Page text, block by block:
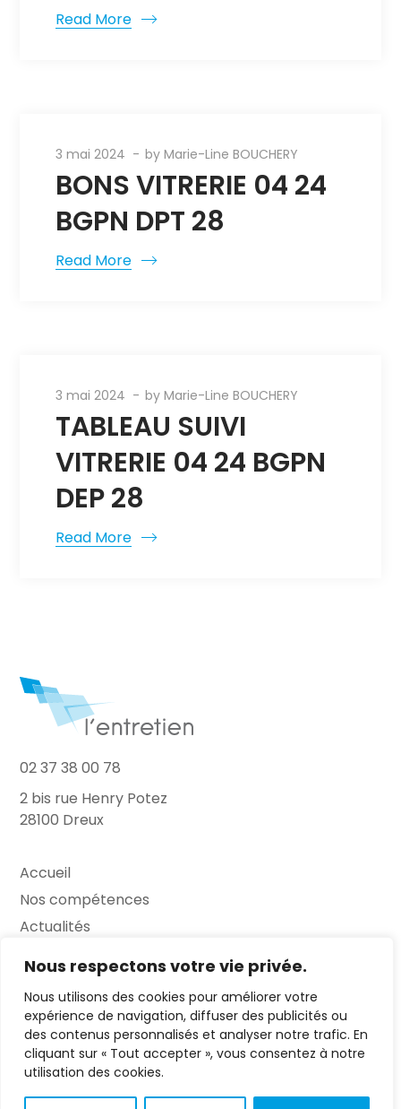
Nous respectons votre vie privée.
Nous utilisons des cookies pour améliorer votre
expérience de navigation, diffuser des publicités ou
des contenus personnalisés et analyser notre trafic. En
cliquant sur « Tout accepter », vous consentez à notre
utilisation des cookies.
Read More
3 mai 2024 byMarie-Line BOUCHERY
BONS VITRERIE 04 24
BGPN DPT 28
Read More
3 mai 2024 byMarie-Line BOUCHERY
TABLEAU SUIVI
VITRERIE 04 24 BGPN
DEP 28
Read More
02 37 38 00 78
2 bis rue Henry Potez
28100 Dreux
Accueil
Nos compétences
Actualités
Contact
FAQ
Mentions légales